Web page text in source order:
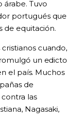
árabe. Tuvo
portugués que
de equitación.
cuando,
un edicto
el país. Muchos
de
las
Nagasaki,